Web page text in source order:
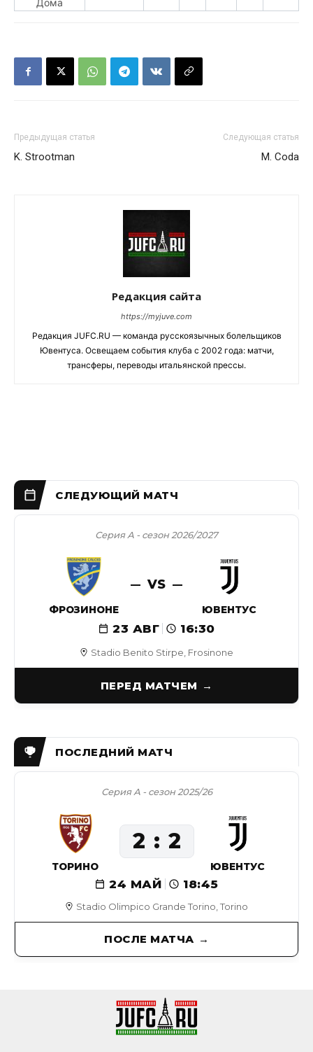
Дома
Предыдущая статья
K. Strootman
Следующая статья
M. Coda
Редакция сайта
https://myjuve.com
Редакция JUFC.RU — команда русскоязычных болельщиков
Ювентуса. Освещаем события клуба с 2002 года: матчи,
трансферы, переводы итальянской прессы.
Stadio Benito Stirpe, Frosinone
Серия А - сезон 2026/2027
ФРОЗИНОНЕ
VS
ЮВЕНТУС
23 АВГ 16:30
ПЕРЕД МАТЧЕМ
Stadio Olimpico Grande Torino, Torino
Серия А - сезон 2025/26
24 МАЙ 18:45
ТОРИНО
2 2
ЮВЕНТУС
ПОСЛЕ МАТЧА